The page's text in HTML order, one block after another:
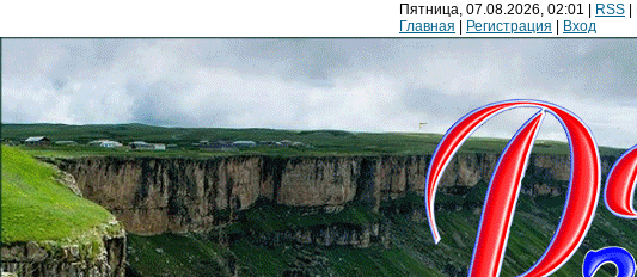
Пятница, 07.08.2026, 02:01 | RSS
Главная
Регистрация Вход